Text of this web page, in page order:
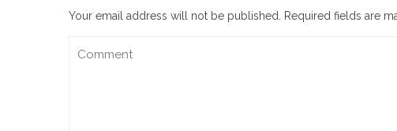
Your email address will not be published. Required fields are